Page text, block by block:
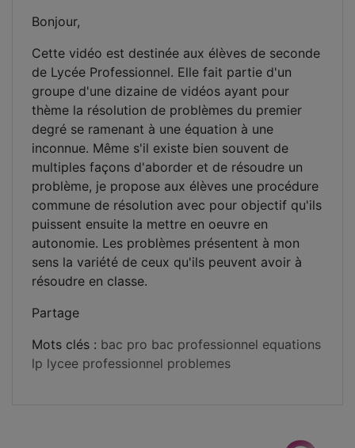
Bonjour,
Cette vidéo est destinée aux élèves de seconde
de Lycée Professionnel. Elle fait partie d'un
groupe d'une dizaine de vidéos ayant pour
thème la résolution de problèmes du premier
degré se ramenant à une équation à une
inconnue. Même s'il existe bien souvent de
multiples façons d'aborder et de résoudre un
problème, je propose aux élèves une procédure
commune de résolution avec pour objectif qu'ils
puissent ensuite la mettre en oeuvre en
autonomie. Les problèmes présentent à mon
sens la variété de ceux qu'ils peuvent avoir à
résoudre en classe.
Partage
Mots clés : bac pro bac professionnel equations
lp lycee professionnel problemes